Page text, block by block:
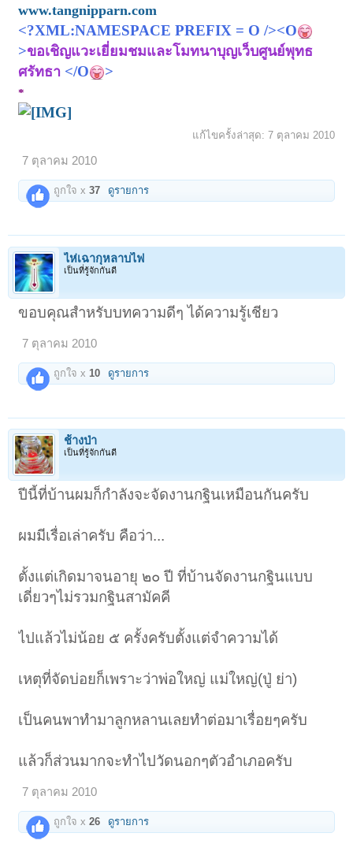
www.tangnipparn.com
<?XML:NAMESPACE PREFIX = O /><O
>ขอเชิญแวะเยี่ยมชมและโมทนาบุญเว็บศูนย์พุทธ
ศรัทธา </O >
*
แก้ไขครั้งล่าสุด: 7 ตุลาคม 2010
7 ตุลาคม 2010
ถูกใจ x37 ดูรายการ
ไห่เฉากุหลาบไฟ
เป็นที่รู้จักกันดี
ขอบคุณสำหรับบทความดีๆ ได้ความรู้เชียว
7 ตุลาคม 2010
ถูกใจ x 10 ดูรายการ
ช้างป่า
เป็นที่รู้จักกันดี
ปีนี้ที่บ้านผมก็กำลังจะจัดงานกฐินเหมือนกันครับ
ผมมีเรื่อเล่าครับ คือว่า...
ตั้งแต่เกิดมาจนอายุ ๒๐ ปี ที่บ้านจัดงานกฐินแบบ
เดี่ยวๆไม่รวมกฐินสามัคคี
ไปแล้วไม่น้อย ๕ ครั้งครับตั้งแต่จำความได้
เหตุที่จัดบ่อยก็เพราะว่าพ่อใหญ่ แม่ใหญ่(ปู่ ย่า)
เป็นคนพาทำมาลูกหลานเลยทำต่อมาเรื่อยๆครับ
แล้วก็ส่วนมากจะทำไปวัดนอกๆตัวอำเภอครับ
7 ตุลาคม 2010
ถูกใจ x26 ดูรายการ